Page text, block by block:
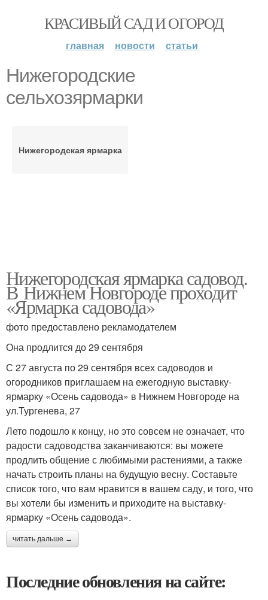
КРАСИВЫЙ САД И ОГОРОД
главная новости статьи
Нижегородские
сельхозярмарки
Нижегородская ярмарка
Нижегородская ярмарка садовод.
В Нижнем Новгороде проходит
«Ярмарка садовода»
фото предоставлено рекламодателем
Она продлится до 29 сентября
С 27 августа по 29 сентября всех садоводов и
огородников приглашаем на ежегодную выставку-
ярмарку «Осень садовода» в Нижнем Новгороде на
ул.Тургенева, 27
Лето подошло к концу, но это совсем не означает, что
радости садоводства заканчиваются: вы можете
продлить общение с любимыми растениями, а также
начать строить планы на будущую весну. Составьте
список того, что вам нравится в вашем саду, и того, что
вы хотели бы изменить и приходите на выставку-
ярмарку «Осень садовода».
читать дальше →
Последние обновления на сайте: